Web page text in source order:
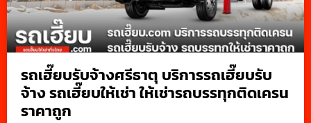
รถเฮี๊ยบรับจ้างศรีธาตุ บริการรถเฮี๊ยบรับ
จ้าง รถเฮี๊ยบให้เช่า ให้เช่ารถบรรทุกติดเครน
ราคาถูก